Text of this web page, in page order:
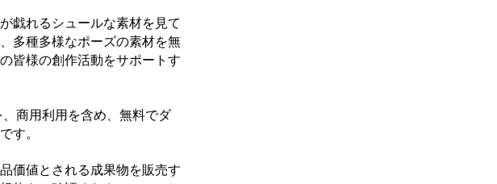
戯れるシュールな素材を見て
多種多様なポーズの素材を無
皆様の創作活動をサポートす
商用利用を含め、無料でダ
す。
価値とされる成果物を販売す